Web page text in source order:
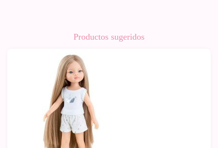
Productos sugeridos